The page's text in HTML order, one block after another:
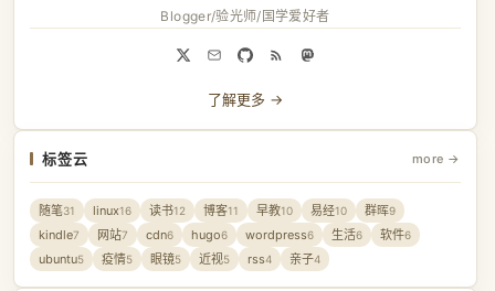
Blogger/验光师/国学爱好者
了解更多 →
标签云 more →
随笔31 linux16 读书12 博客11 早教10 易经10 群晖9
kindle7 网站7 cdn6 hugo6 wordpress6 生活6 软件6
ubuntu5 疫情5 眼镜5 近视5 rss4 亲子4